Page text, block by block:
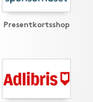
Presentkortsshop